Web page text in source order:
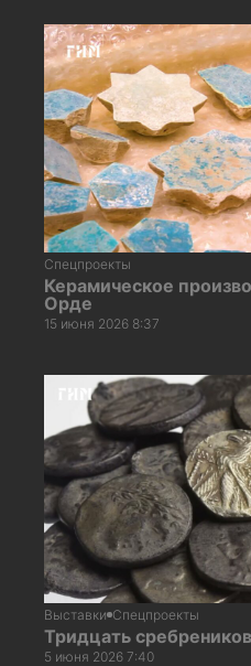
Спецпроекты
Керамическое
Орде
15 июня 2026 8:37
Выставки Спецпроекты
Тридцать сребреников
5 июня 2026 7:40